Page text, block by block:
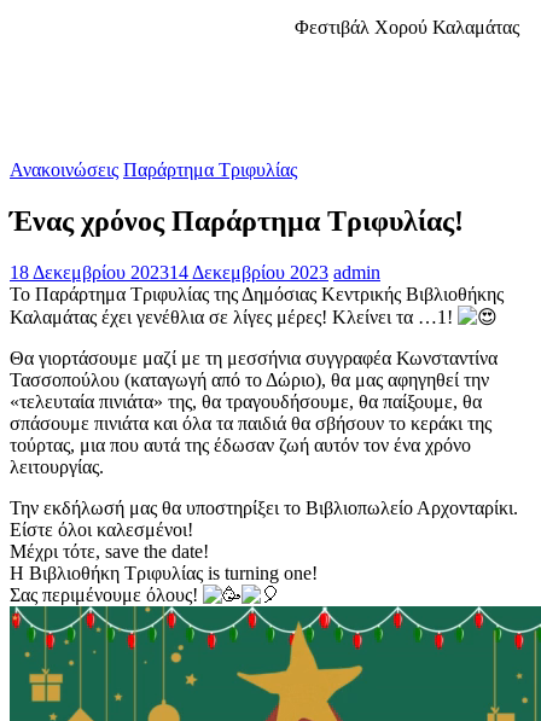
Φεστιβάλ Χορού Καλαμάτας
Ανακοινώσεις Παράρτημα Τριφυλίας
Ένας χρόνος Παράρτημα Τριφυλίας!
18 Δεκεμβρίου 202314 Δεκεμβρίου 2023 admin
Το Παράρτημα Τριφυλίας της Δημόσιας Κεντρικής Βιβλιοθήκης
Καλαμάτας έχει γενέθλια σε λίγες μέρες! Κλείνει τα …1!
Θα γιορτάσουμε μαζί με τη μεσσήνια συγγραφέα Κωνσταντίνα
Τασσοπούλου (καταγωγή από το Δώριο), θα μας αφηγηθεί την
«τελευταία πινιάτα» της, θα τραγουδήσουμε, θα παίξουμε, θα
σπάσουμε πινιάτα και όλα τα παιδιά θα σβήσουν το κεράκι της
τούρτας, μια που αυτά της έδωσαν ζωή αυτόν τον ένα χρόνο
λειτουργίας.
Την εκδήλωσή μας θα υποστηρίξει το Βιβλιοπωλείο Αρχονταρίκι.
Είστε όλοι καλεσμένοι!
Μέχρι τότε, save the date!
Η Βιβλιοθήκη Τριφυλίας is turning one!
Σας περιμένουμε όλους!